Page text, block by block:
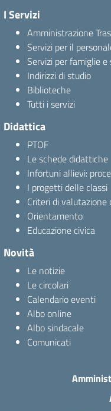
I Servizi
Amministrazione
Servizi per il
Servizi per famiglie
Indirizzi di studio
Biblioteche
Tutti i servizi
Didattica
PTOF
Le schede didattiche
Infortuni allievi:
I progetti delle classi
Criteri di
Orientamento
Educazione civica
Novità
Le notizie
Le circolari
Calendario eventi
Albo online
Albo sindacale
Comunicati